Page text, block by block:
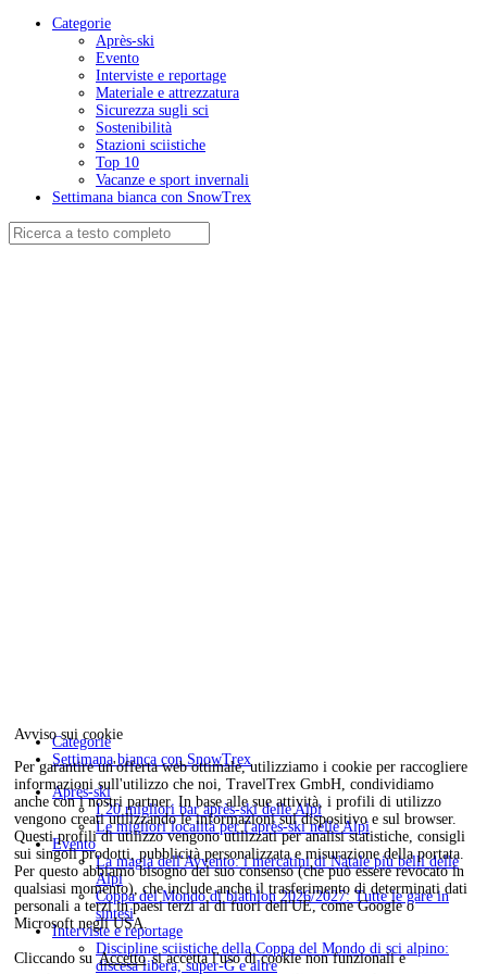
Avviso sui cookie
Per garantire un'offerta web ottimale, utilizziamo i cookie per raccogliere
informazioni sull'utilizzo che noi, TravelTrex GmbH, condividiamo
anche con i nostri partner. In base alle sue attività, i profili di utilizzo
vengono creati utilizzando le informazioni sul dispositivo e sul browser.
Questi profili di utilizzo vengono utilizzati per analisi statistiche, consigli
sui singoli prodotti, pubblicità personalizzata e misurazione della portata.
Per questo abbiamo bisogno del suo consenso (che può essere revocato in
qualsiasi momento), che include anche il trasferimento di determinati dati
personali a terzi in paesi terzi al di fuori dell'UE, come Google o
Microsoft negli USA.
Cliccando suAccettosi accetta l'uso di cookie non funzionali e
Categorie
Après-ski
Evento
Interviste e reportage
Materiale e attrezzatura
Sicurezza sugli sci
Sostenibilità
Stazioni sciistiche
Top 10
Vacanze e sport invernali
Settimana bianca con SnowTrex
Categorie
Settimana bianca con SnowTrex
Après-ski
I 20 migliori bar après-ski delle Alpi
Le migliori località per l'après-ski nelle Alpi
Evento
La magia dell'Avvento: i mercatini di Natale più belli delle
Alpi
Coppa del Mondo di biathlon 2026/2027: Tutte le gare in
sintesi
Interviste e reportage
Discipline sciistiche della Coppa del Mondo di sci alpino:
discesa libera, super-G e altre